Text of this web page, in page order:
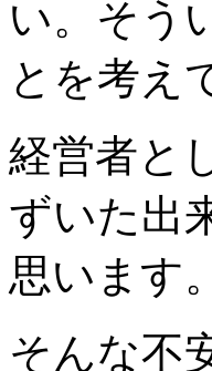
い。そう
とを考え
経営者と
ずいた出
思います。
そんな不